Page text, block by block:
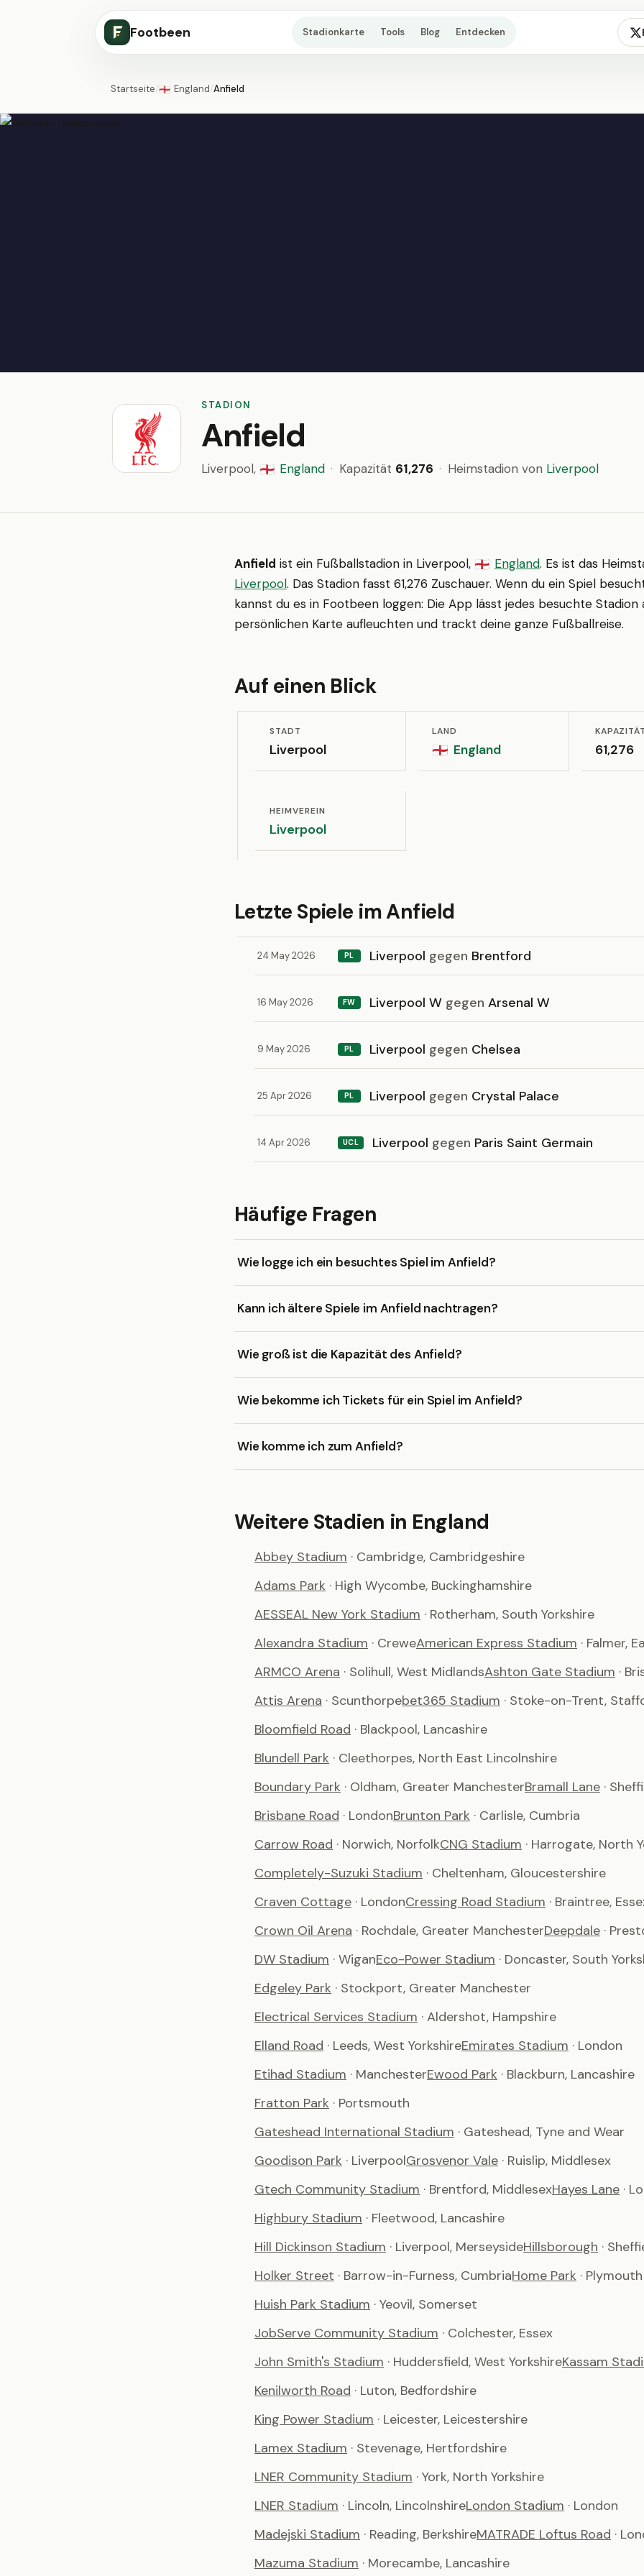
Footbeen Stadionkarte Tools Blog Entdecken
Startseite/🏴󠁧󠁢󠁥󠁮󠁧󠁿 England/Anfield
STADION
Anfield
Liverpool, 🏴󠁧󠁢󠁥󠁮󠁧󠁿 England · Kapazität 61,276 · Heimstadion von Liverpool
Anfield ist ein Fußballstadion in Liverpool, 🏴󠁧󠁢󠁥󠁮󠁧󠁿 England. Es ist das
Liverpool. Das Stadion fasst 61,276 Zuschauer. Wenn du ein Spiel
kannst du es in Footbeen loggen: Die App lässt jedes besuchte Stadion
persönlichen Karte aufleuchten und trackt deine ganze Fußballreise.
Auf einen Blick
STADT
Liverpool
LAND
🏴󠁧󠁢󠁥󠁮󠁧󠁿 England
KAPAZITÄT
61,276
HEIMVEREIN
Liverpool
Letzte Spiele im Anfield
24 May 2026 PL Liverpool gegen Brentford
16 May 2026 FW Liverpool W gegen Arsenal W
9 May 2026 PL Liverpool gegen Chelsea
25 Apr 2026 PL Liverpool gegen Crystal Palace
14 Apr 2026 UCL Liverpool gegen Paris Saint Germain
Häufige Fragen
Wie logge ich ein besuchtes Spiel im Anfield?
Kann ich ältere Spiele im Anfield nachtragen?
Wie groß ist die Kapazität des Anfield?
Wie bekomme ich Tickets für ein Spiel im Anfield?
Wie komme ich zum Anfield?
Weitere Stadien in England
Abbey Stadium · Cambridge, Cambridgeshire
Adams Park · High Wycombe, Buckinghamshire
AESSEAL New York Stadium · Rotherham, South Yorkshire
Alexandra Stadium · CreweAmerican Express Stadium · Falmer,
ARMCO Arena · Solihull, West MidlandsAshton Gate Stadium ·
Attis Arena · Scunthorpebet365 Stadium · Stoke-on-Trent,
Bloomfield Road · Blackpool, Lancashire
Blundell Park · Cleethorpes, North East Lincolnshire
Boundary Park · Oldham, Greater ManchesterBramall Lane ·
Brisbane Road · LondonBrunton Park · Carlisle, Cumbria
Carrow Road · Norwich, NorfolkCNG Stadium · Harrogate, North
Completely-Suzuki Stadium · Cheltenham, Gloucestershire
Craven Cottage · LondonCressing Road Stadium · Braintree,
Crown Oil Arena · Rochdale, Greater ManchesterDeepdale ·
DW Stadium · WiganEco-Power Stadium · Doncaster, South
Edgeley Park · Stockport, Greater Manchester
Electrical Services Stadium · Aldershot, Hampshire
Elland Road · Leeds, West YorkshireEmirates Stadium · London
Etihad Stadium · ManchesterEwood Park · Blackburn, Lancashire
Fratton Park · Portsmouth
Gateshead International Stadium · Gateshead, Tyne and Wear
Goodison Park · LiverpoolGrosvenor Vale · Ruislip, Middlesex
Gtech Community Stadium · Brentford, MiddlesexHayes Lane ·
Highbury Stadium · Fleetwood, Lancashire
Hill Dickinson Stadium · Liverpool, MerseysideHillsborough ·
Holker Street · Barrow-in-Furness, CumbriaHome Park · Plymouth
Huish Park Stadium · Yeovil, Somerset
JobServe Community Stadium · Colchester, Essex
John Smith's Stadium · Huddersfield, West YorkshireKassam
Kenilworth Road · Luton, Bedfordshire
King Power Stadium · Leicester, Leicestershire
Lamex Stadium · Stevenage, Hertfordshire
LNER Community Stadium · York, North Yorkshire
LNER Stadium · Lincoln, LincolnshireLondon Stadium · London
Madejski Stadium · Reading, BerkshireMATRADE Loftus Road ·
Mazuma Stadium · Morecambe, Lancashire